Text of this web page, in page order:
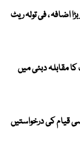
، فی تولہ ریٹ
اور بھارت کا مقابلہ دبئی میں
قیام کی درخواستیں